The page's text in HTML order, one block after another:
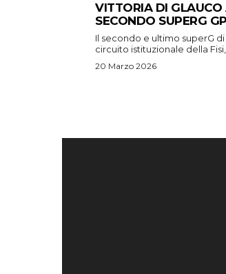
VITTORIA DI GLAUCO
SECONDO SUPERG
Il secondo e ultimo superG
circuito istituzionale della Fisi,
20 Marzo 2026